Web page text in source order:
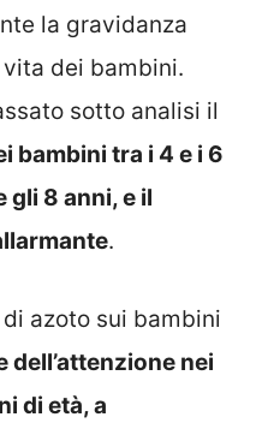
la gravidanza
dei bambini.
sotto analisi il
bambini tra i 4 e i 6
gli 8 anni, e il
.
azoto sui bambini
dell’attenzione nei
di età, a